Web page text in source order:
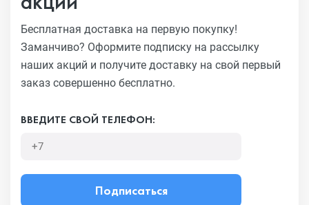
Бесплатная доставка на первую покупку!
Заманчиво? Оформите подписку на рассылку
наших акций и получите доставку на свой первый
заказ совершенно бесплатно.
ВВЕДИТЕ СВОЙ ТЕЛЕФОН:
Подписаться